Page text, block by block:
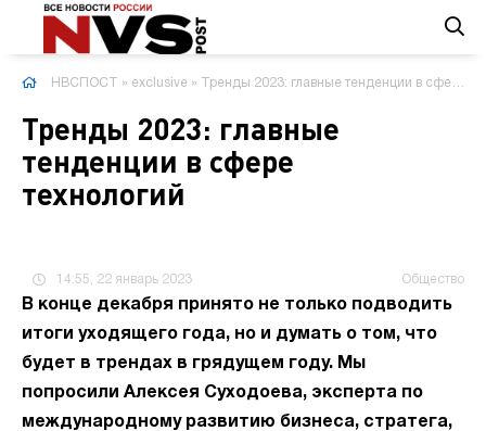
НВСПОСТ » exclusive » Тренды 2023: главные тенденции в сфере технологий
Тренды 2023: главные
тенденции в сфере
технологий
14:55, 22 январь 2023 Общество
В конце декабря принято не только подводить
итоги уходящего года, но и думать о том, что
будет в трендах в грядущем году. Мы
попросили Алексея Суходоева, эксперта по
международному развитию бизнеса, стратега,